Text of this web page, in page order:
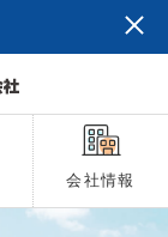
会社情報